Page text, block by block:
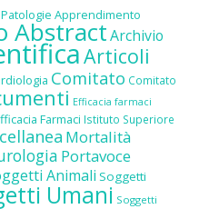
Apprendimento
AbstractArchivio
Articoli
Comitato Comitato
Efficacia farmaci
Farmaci Istituto Superiore
Mortalità
Portavoce
Animali Soggetti
Umani Soggetti